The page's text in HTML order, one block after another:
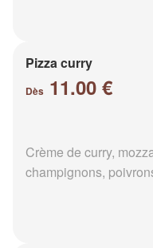
Pizza curry
Dès 11.00 €
Crème de curry,
champignons,